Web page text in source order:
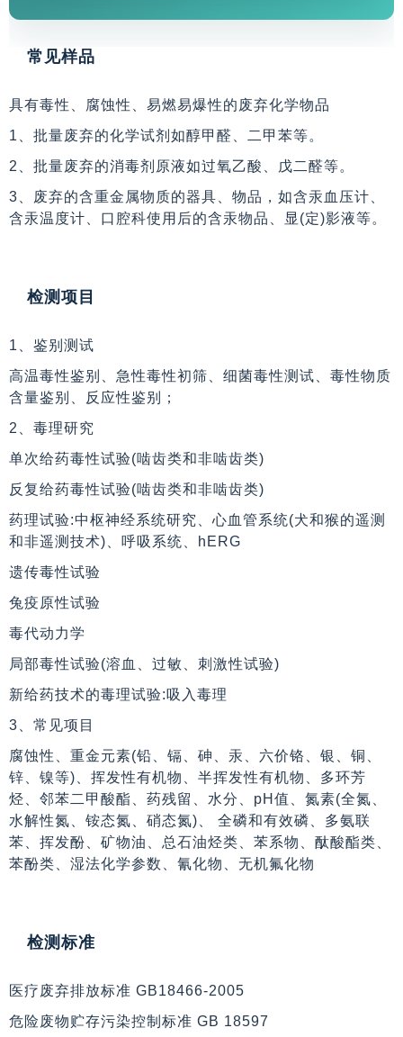
常见样品
具有毒性、腐蚀性、易燃易爆性的废弃化学物品
1、批量废弃的化学试剂如醇甲醛、二甲苯等。
2、批量废弃的消毒剂原液如过氧乙酸、戊二醛等。
3、废弃的含重金属物质的器具、物品，如含汞血压计、
含汞温度计、口腔科使用后的含汞物品、显(定)影液等。
检测项目
1、鉴别测试
高温毒性鉴别、急性毒性初筛、细菌毒性测试、毒性物质
含量鉴别、反应性鉴别；
2、毒理研究
单次给药毒性试验(啮齿类和非啮齿类)
反复给药毒性试验(啮齿类和非啮齿类)
药理试验:中枢神经系统研究、心血管系统(犬和猴的遥测
和非遥测技术)、呼吸系统、hERG
遗传毒性试验
兔疫原性试验
毒代动力学
局部毒性试验(溶血、过敏、刺激性试验)
新给药技术的毒理试验:吸入毒理
3、常见项目
腐蚀性、重金元素(铅、镉、砷、汞、六价铬、银、铜、
锌、镍等)、挥发性有机物、半挥发性有机物、多环芳
烃、邻苯二甲酸酯、药残留、水分、pH值、氮素(全氮、
水解性氮、铵态氮、硝态氮)、 全磷和有效磷、多氨联
苯、挥发酚、矿物油、总石油烃类、苯系物、酞酸酯类、
苯酚类、湿法化学参数、氰化物、无机氟化物
检测标准
医疗废弃排放标准 GB18466-2005
危险废物贮存污染控制标准 GB 18597